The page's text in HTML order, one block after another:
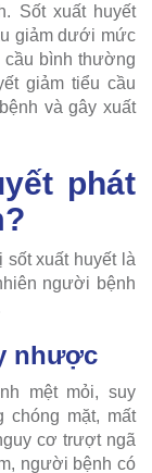
Sốt xuất huyết
giảm dưới mức
cầu bình thường
giảm tiểu cầu
và gây xuất
phát
xuất huyết là
người bệnh
nhược
mệt mỏi, suy
chóng mặt, mất
cơ trượt ngã
người bệnh có